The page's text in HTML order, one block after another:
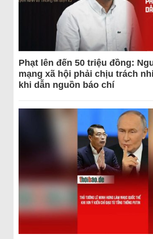
Phạt lên đến 50 triệu đồng:
mạng xã hội phải chịu trách
khi dẫn nguồn báo chí